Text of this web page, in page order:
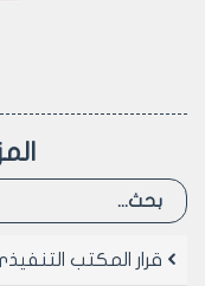
وشعار مدينة وذلك
الأيمن والايسر لكل محل.
الاحتفالية.
قرار المكتب التنفيذي